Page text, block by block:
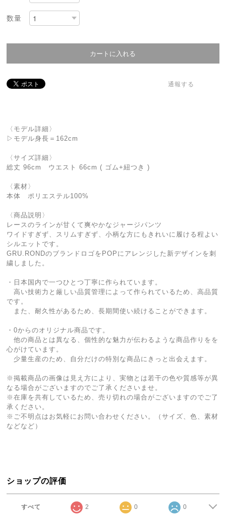
数量
通報する
〈モデル詳細〉
▷モデル身長＝162cm
〈サイズ詳細〉
総丈 96cm ウエスト 66cm ( ゴム+紐つき )
〈素材〉
本体 ポリエステル100%
〈商品説明〉
レースのラインが甘くて爽やかなジャージパンツ
ワイドすぎず、スリムすぎず、小柄な方にもきれいに履ける程よい
シルエットです。
GRU.RONDのブランドロゴをPOPにアレンジした新デザインを刺
繍しました。
・日本国内で一つひとつ丁寧に作られています。
高い技術力と厳しい品質管理によって作られているため、高品質
です。
また、耐久性があるため、長期間使い続けることができます。
・0からのオリジナル商品です。
他の商品とは異なる、個性的な魅力が伝わるような商品作りをを
心がけています。
少量生産のため、自分だけの特別な商品にきっと出会えます。
※掲載商品の画像は見え方により、実物とは若干の色や質感等が異
なる場合がございますのでご了承くださいませ。
※在庫を共有しているため、売り切れの場合がございますのでご了
承ください。
※ご不明点はお気軽にお問い合わせください。（サイズ、色、素材
などなど）
ショップの評価
すべて 2 0 0